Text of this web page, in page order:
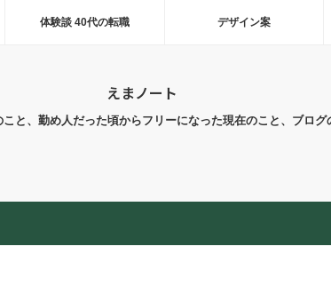
体験談 40代の転職 デザイン案
えまノート
と、勤め人だった頃からフリーになった現在のこと、ブログ